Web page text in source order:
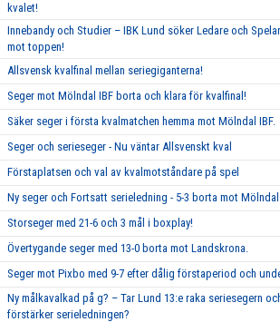
kvalet!
Innebandy och Studier – IBK Lund söker Ledare och
mot toppen!
Allsvensk kvalfinal mellan seriegiganterna!
Seger mot Mölndal IBF borta och klara för kvalfinal!
Säker seger i första kvalmatchen hemma mot Mölndal IBF.
Seger och serieseger - Nu väntar Allsvenskt kval
Förstaplatsen och val av kvalmotståndare på spel
Ny seger och Fortsatt serieledning - 5-3 borta mot Mölndal
Storseger med 21-6 och 3 mål i boxplay!
Övertygande seger med 13-0 borta mot Landskrona.
Seger mot Pixbo med 9-7 efter dålig förstaperiod och
Ny målkavalkad på g? – Tar Lund 13:e raka seriesegern
förstärker serieledningen?